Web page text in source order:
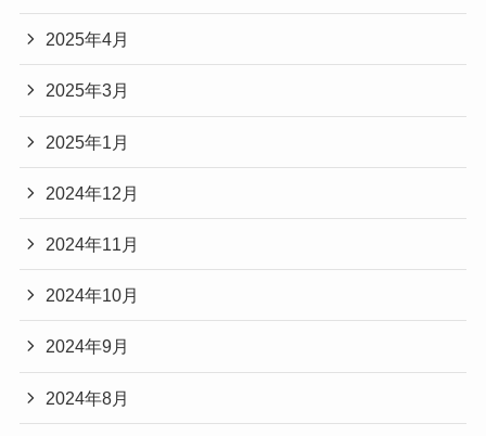
2025年4月
2025年3月
2025年1月
2024年12月
2024年11月
2024年10月
2024年9月
2024年8月